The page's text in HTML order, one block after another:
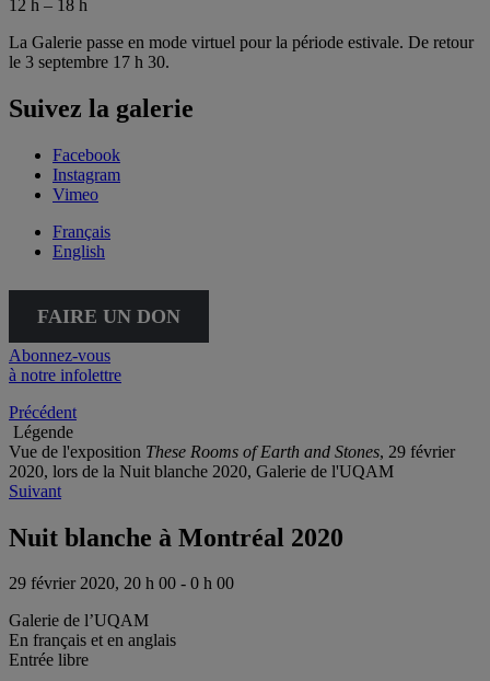
12 h – 18 h
La Galerie passe en mode virtuel pour la période estivale. De retour
le 3 septembre 17 h 30.
Suivez la galerie
Facebook
Instagram
Vimeo
Français
English
FAIRE UN DON
Abonnez-vous
à notre infolettre
Précédent
Légende
Vue de l'exposition These Rooms of Earth and Stones, 29 février
2020, lors de la Nuit blanche 2020, Galerie de l'UQAM
Suivant
Nuit blanche à Montréal 2020
29 février 2020, 20 h 00 - 0 h 00
Galerie de l’UQAM
En français et en anglais
Entrée libre